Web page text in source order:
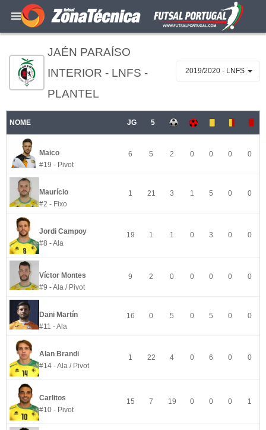
JAÉN PARAÍSO
INTERIOR - LNFS -
PLANTEL
2019/2020 - LNFS
NOME JG 5
Maico
#19 - Pivot
6 5 2 0 0 0 0
Maurício
#2 - Fixo
1 21 3 1 5 0 0
Jordi Campoy
#8 - Ala
19 1 1 0 3 0 0
Víctor Montes
#9 - Ala / Pivot
9 2 0 0 0 0 0
Dani Martín
#11 - Ala
16 0 5 0 5 0 0
Alan Brandi
#14 - Ala / Pivot
1 22 4 0 6 0 0
Carlitos
#10 - Pivot
15 7 19 0 0 0 1